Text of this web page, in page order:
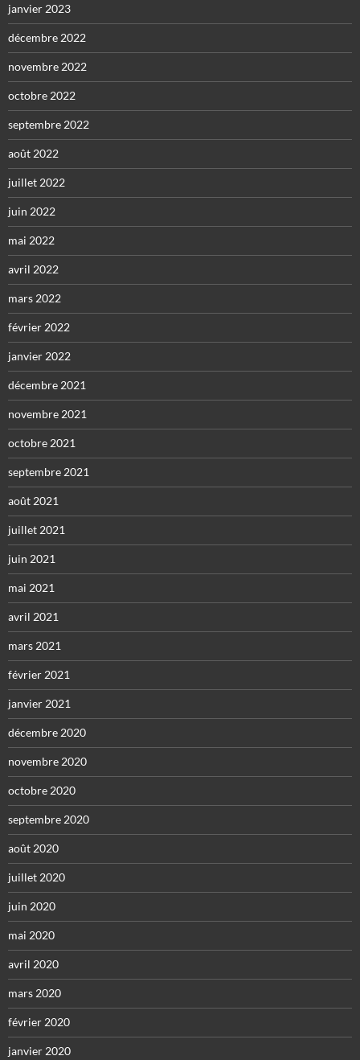
janvier 2023
décembre 2022
novembre 2022
octobre 2022
septembre 2022
août 2022
juillet 2022
juin 2022
mai 2022
avril 2022
mars 2022
février 2022
janvier 2022
décembre 2021
novembre 2021
octobre 2021
septembre 2021
août 2021
juillet 2021
juin 2021
mai 2021
avril 2021
mars 2021
février 2021
janvier 2021
décembre 2020
novembre 2020
octobre 2020
septembre 2020
août 2020
juillet 2020
juin 2020
mai 2020
avril 2020
mars 2020
février 2020
janvier 2020